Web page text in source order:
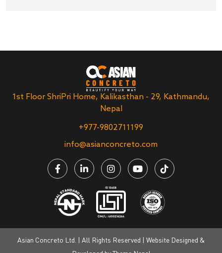
1st Floor ShriPri Home, Kalikasthan - 29, Kathmandu,
Nepal
+977-9802711199
info@asianconcreto.com
Asian Concreto Ltd. | All Rights Reserved | Website Designed &